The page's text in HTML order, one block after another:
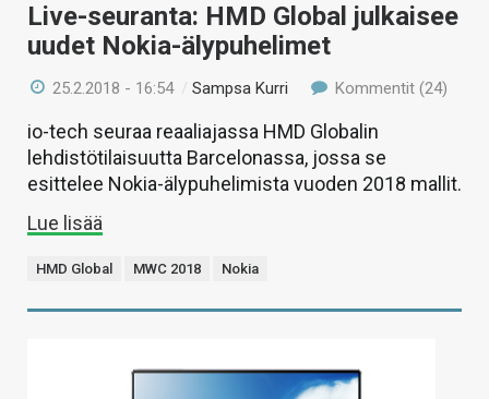
HAKU
Live-seuranta: HMD Global julkaisee
uudet Nokia-älypuhelimet
25.2.2018 - 16:54 /Sampsa Kurri Kommentit (24)
io-tech seuraa reaaliajassa HMD Globalin
lehdistötilaisuutta Barcelonassa, jossa se
esittelee Nokia-älypuhelimista vuoden 2018 mallit.
Lue lisää
HMD Global MWC 2018 Nokia